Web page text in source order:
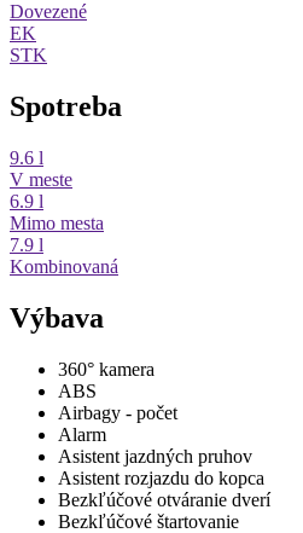
Dovezené
EK
STK
Spotreba
9.6 l
V meste
6.9 l
Mimo mesta
7.9 l
Kombinovaná
Výbava
360° kamera
ABS
Airbagy - počet
Alarm
Asistent jazdných pruhov
Asistent rozjazdu do kopca
Bezkľúčové otváranie dverí
Bezkľúčové štartovanie